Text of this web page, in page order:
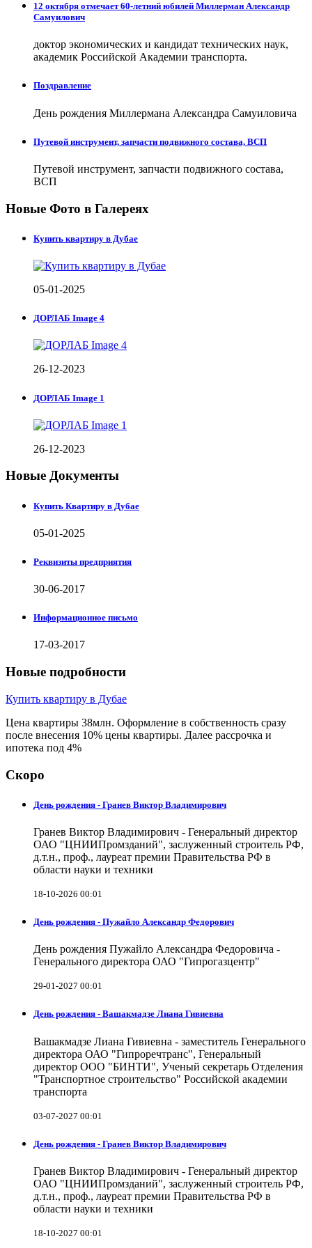
12 октября отмечает 60-летний юбилей Миллерман Александр
Самуилович
доктор экономических и кандидат технических наук,
академик Российской Академии транспорта.
Поздравление
День рождения Миллермана Александра Самуиловича
Путевой инструмент, запчасти подвижного состава, ВСП
Путевой инструмент, запчасти подвижного состава,
ВСП
Новые Фото в Галереях
Купить квартиру в Дубае
05-01-2025
ДОРЛАБ Image 4
26-12-2023
ДОРЛАБ Image 1
26-12-2023
Новые Документы
Купить Квартиру в Дубае
05-01-2025
Реквизиты предприятия
30-06-2017
Информационное письмо
17-03-2017
Новые подробности
Купить квартиру в Дубае
Цена квартиры 38млн. Оформление в собственность сразу
после внесения 10% цены квартиры. Далее рассрочка и
ипотека под 4%
Скоро
День рождения - Гранев Виктор Владимирович
Гранев Виктор Владимирович - Генеральный директор
ОАО "ЦНИИПромзданий", заслуженный строитель РФ,
д.т.н., проф., лауреат премии Правительства РФ в
области науки и техники
18-10-2026 00:01
День рождения - Пужайло Александр Федорович
День рождения Пужайло Александра Федоровича -
Генерального директора ОАО "Гипрогазцентр"
29-01-2027 00:01
День рождения - Вашакмадзе Лиана Гивиевна
Вашакмадзе Лиана Гивиевна - заместитель Генерального
директора ОАО "Гипроречтранс", Генеральный
директор ООО "БИНТИ", Ученый секретарь Отделения
"Транспортное строительство" Российской академии
транспорта
03-07-2027 00:01
День рождения - Гранев Виктор Владимирович
Гранев Виктор Владимирович - Генеральный директор
ОАО "ЦНИИПромзданий", заслуженный строитель РФ,
д.т.н., проф., лауреат премии Правительства РФ в
области науки и техники
18-10-2027 00:01